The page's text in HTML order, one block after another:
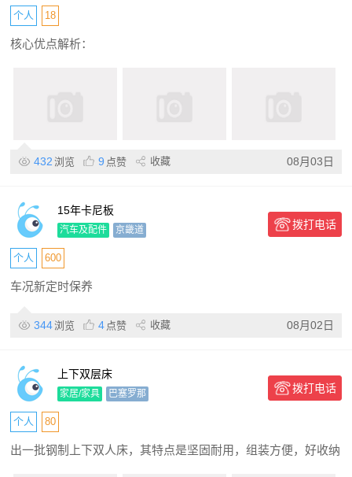
游泳/短途出行首选
个人 18
核心优点解析：
432 浏览 9 点赞 收藏 08月03日
15年卡尼板
汽车及配件 京畿道 拨打电话
个人 600
车况新定时保养
344浏览 4 点赞 收藏 08月02日
上下双层床
家居/家具 巴塞罗那 拨打电话
个人 80
出一批钢制上下双人床，其特点是坚固耐用，组装方便，好收纳